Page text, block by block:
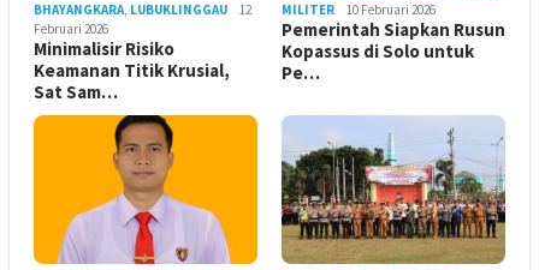
BHAYANGKARA, LUBUKLINGGAU
12
Februari 2026
Minimalisir Risiko
Keamanan Titik Krusial,
Sat Sam…
MILITER 10 Februari 2026
Pemerintah Siapkan Rusun
Kopassus di Solo untuk
Pe…